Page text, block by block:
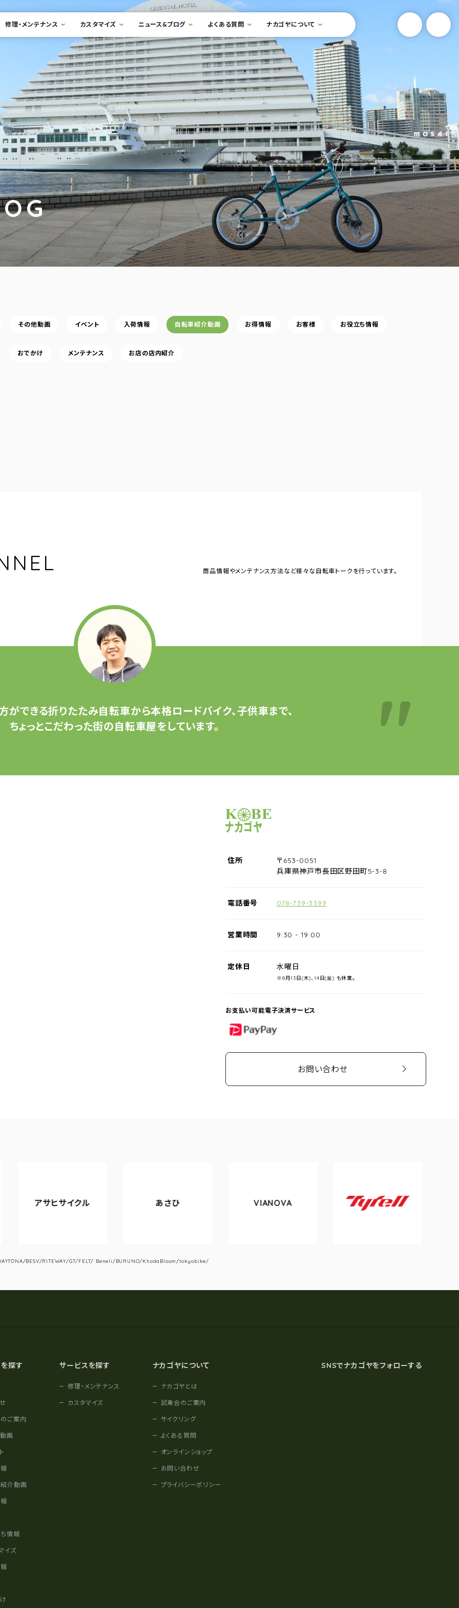
修理・メンテナンス カスタマイズ ニュース&ブログ よくある質問 ナカゴヤについて 検索フォームを開閉する YouTube
その他動画 イベント 入荷情報 自転車紹介動画 お得情報 お客様 お役立ち情報
おでかけ メンテナンス お店の店内紹介
商品情報やメンテナンス方法など様々な自転車トークを行っています。
ができる折りたたみ自転車から本格ロードバイク、子供車まで、
ちょっとこだわった街の自転車屋をしています。
サイクルショップナカゴヤ
住所
〒653-0051
兵庫県神戸市長田区野田町5-3-8
電話番号 078-739-3399
営業時間 9:30 - 19:00
定休日 水曜日
※8月13日(木)、14日(金) も休業。
お支払い可能電子決済サービス
PayPay
お問い合わせ
アサヒサイクル あさひ VIANOVA
Tyrell
BESV/RITEWAY/GT/FELT/ Beneli/BURUNO/KhodaBloom/tokyobike/
探す
ご案内
画
介動画
情報
イズ
サービスを探す
修理・メンテナンス
カスタマイズ
ナカゴヤについて
ナカゴヤとは
試乗会のご案内
サイクリング
よくある質問
オンラインショップ
お問い合わせ
プライバシーポリシー
SNSでナカゴヤをフォローする